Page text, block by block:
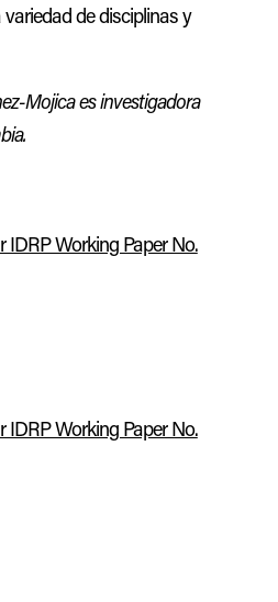
de disciplinas y
Mojica es investigadora
IDRP Working Paper No.
IDRP Working Paper No.